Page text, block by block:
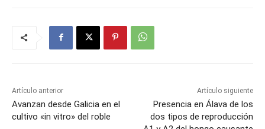
Artículo anterior
Avanzan desde Galicia en el
cultivo «in vitro» del roble
Artículo siguiente
Presencia en Álava de los
dos tipos de reproducción